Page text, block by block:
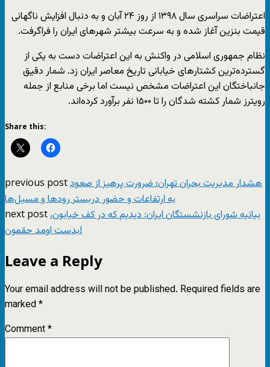
اعتراضات سراسری سال ۱۳۹۸ از روز ۲۴ آبان و به دنبال افزایش ناگهانی
قیمت بنزین آغاز شده و به سرعت بیشتر شهرهای ایران را فراگرفت.
نظام جمهوری اسلامی در واکنش به این اعتراضات دست به یکی از
گسترده‌ترین کشتارهای خیابانی تاریخ معاصر ایران زد. شمار دقیق
جانباختگان این اعتراضات مشخص نیست اما برخی منابع از جمله
رویترز شمار کشته شدگان را تا ۱۵۰۰ نفر برآورد کرده‌اند.
Share this:
previous postهشدار مدیریت بحران تهران؛ ضرورت پرهیز از صعود
به ارتفاعات و حضور دربستر رودها و مسیل‌ها
next postبیانیه شورای بازنشستگان ایران: دیدیم که در کف خیابون،
بدست اومد حقمون!
Leave a Reply
Your email address will not be published. Required fields are
marked*
Comment*